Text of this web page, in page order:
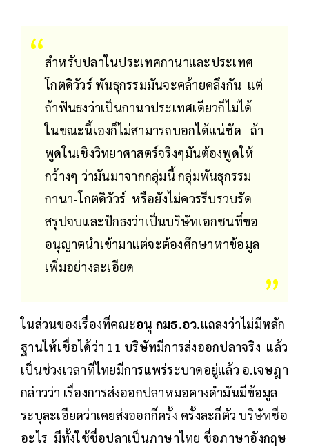
สำหรับปลาในประเทศกานาและประเทศ
โกตดิวัวร์ พันธุกรรมมันจะคล้ายคลึงกัน แต่
ถ้าฟันธงว่าเป็นกานาประเทศเดียวก็ไม่ได้
ในขณะนี้เองก็ไม่สามารถบอกได้แน่ชัด ถ้า
พูดในเชิงวิทยาศาสตร์จริงๆมันต้องพูดให้
กว้างๆ ว่ามันมาจากกลุ่มนี้ กลุ่มพันธุกรรม
กานา-โกตดิวัวร์ หรือยังไม่ควรรีบรวบรัด
สรุปจบและปักธงว่าเป็นบริษัทเอกชนที่ขอ
อนุญาตนำเข้ามาแต่จะต้องศึกษาหาข้อมูล
เพิ่มอย่างละเอียด
ในส่วนของเรื่องที่คณะอนุ กมธ.อว.แถลงว่าไม่มีหลัก
ฐานให้เชื่อได้ว่า 11 บริษัทมีการส่งออกปลาจริง แล้ว
เป็นช่วงเวลาที่ไทยมีการแพร่ระบาดอยู่แล้ว อ.เจษฎา
กล่าวว่า เรื่องการส่งออกปลาหมอคางดำมันมีข้อมูล
ระบุละเอียดว่าเคยส่งออกกี่ครั้ง ครั้งละกี่ตัว บริษัทชื่อ
อะไร มีทั้งใช้ชื่อปลาเป็นภาษาไทย ชื่อภาษาอังกฤษ